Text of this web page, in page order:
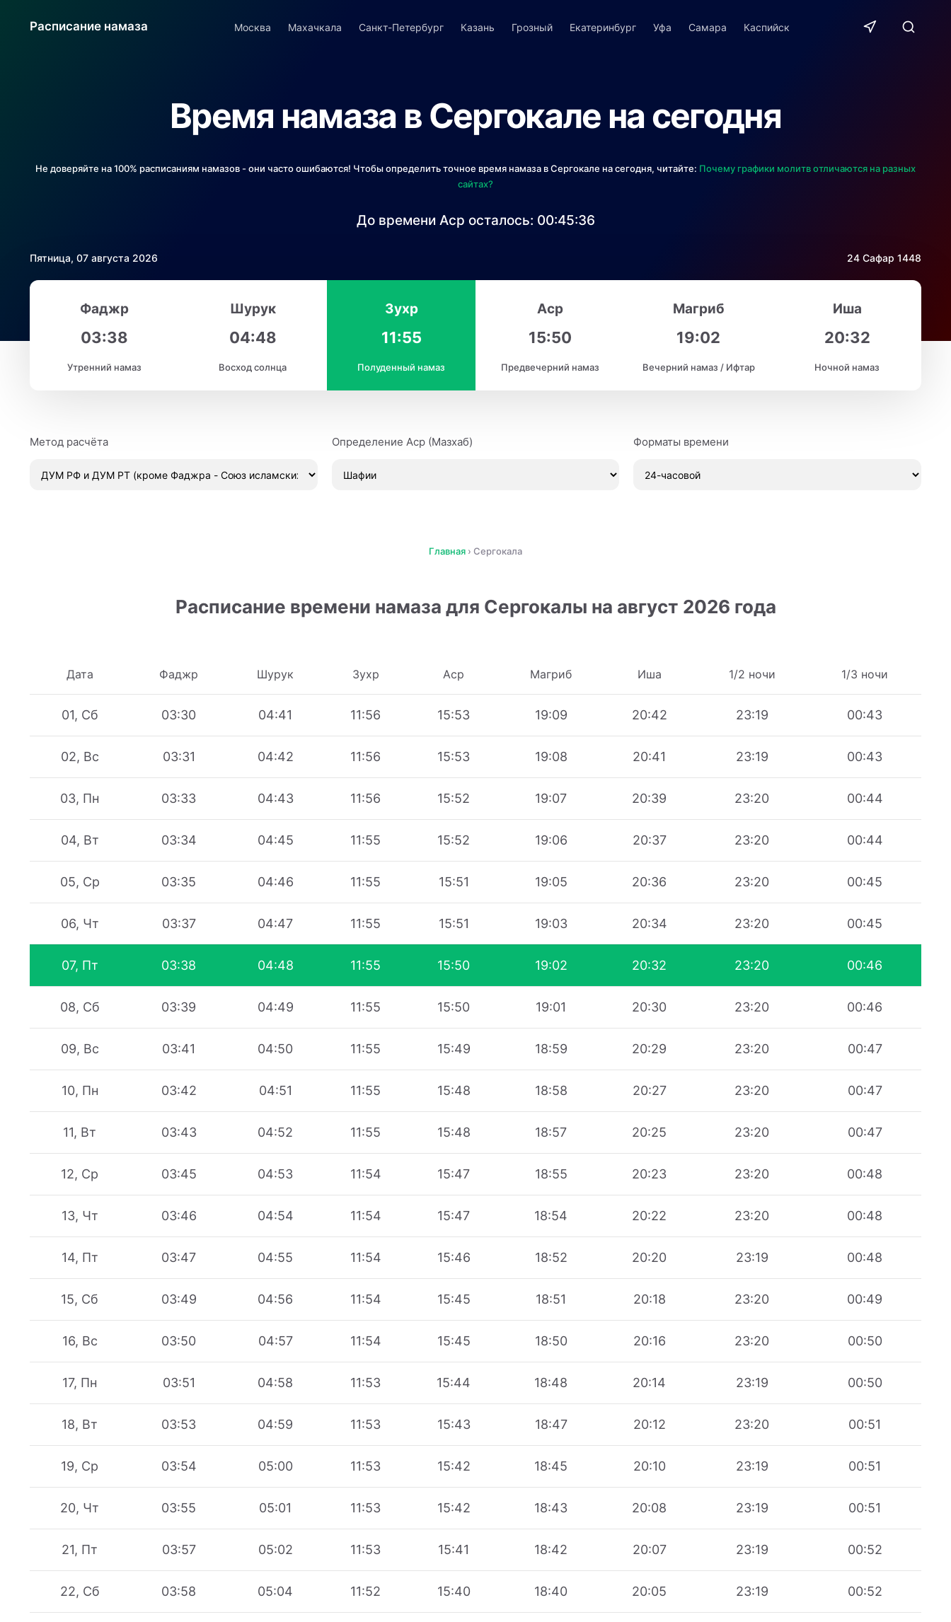
Расписание намаза Москва Махачкала Санкт-Петербург Казань Грозный Екатеринбург Уфа Самара Каспийск
Время намаза в Сергокале на сегодня
Не доверяйте на 100% расписаниям намазов - они часто ошибаются! Чтобы определить точное время намаза в Сергокале на сегодня, читайте: Почему графики молитв отличаются на разных
сайтах?
До времени Аср осталось: 00:45:36
Пятница, 07 августа 2026 24 Сафар 1448
Фаджр
03:38
Утренний намаз
Шурук
04:48
Восход солнца
Зухр
11:55
Полуденный намаз
Аср
15:50
Предвечерний намаз
Магриб
19:02
Вечерний намаз / Ифтар
Иша
20:32
Ночной намаз
Метод расчёта Определение Аср (Мазхаб) Форматы времени
Главная › Сергокала
Расписание времени намаза для Сергокалы на август 2026 года
Дата Фаджр Шурук Зухр Аср Магриб Иша 1/2 ночи 1/3 ночи
01, Сб 03:30 04:41 11:56 15:53 19:09 20:42 23:19 00:43
02, Вс 03:31 04:42 11:56 15:53 19:08 20:41 23:19 00:43
03, Пн 03:33 04:43 11:56 15:52 19:07 20:39 23:20 00:44
04, Вт 03:34 04:45 11:55 15:52 19:06 20:37 23:20 00:44
05, Ср 03:35 04:46 11:55 15:51 19:05 20:36 23:20 00:45
06, Чт 03:37 04:47 11:55 15:51 19:03 20:34 23:20 00:45
07, Пт 03:38 04:48 11:55 15:50 19:02 20:32 23:20 00:46
08, Сб 03:39 04:49 11:55 15:50 19:01 20:30 23:20 00:46
09, Вс 03:41 04:50 11:55 15:49 18:59 20:29 23:20 00:47
10, Пн 03:42 04:51 11:55 15:48 18:58 20:27 23:20 00:47
11, Вт 03:43 04:52 11:55 15:48 18:57 20:25 23:20 00:47
12, Ср 03:45 04:53 11:54 15:47 18:55 20:23 23:20 00:48
13, Чт 03:46 04:54 11:54 15:47 18:54 20:22 23:20 00:48
14, Пт 03:47 04:55 11:54 15:46 18:52 20:20 23:19 00:48
15, Сб 03:49 04:56 11:54 15:45 18:51 20:18 23:20 00:49
16, Вс 03:50 04:57 11:54 15:45 18:50 20:16 23:20 00:50
17, Пн 03:51 04:58 11:53 15:44 18:48 20:14 23:19 00:50
18, Вт 03:53 04:59 11:53 15:43 18:47 20:12 23:20 00:51
19, Ср 03:54 05:00 11:53 15:42 18:45 20:10 23:19 00:51
20, Чт 03:55 05:01 11:53 15:42 18:43 20:08 23:19 00:51
21, Пт 03:57 05:02 11:53 15:41 18:42 20:07 23:19 00:52
22, Сб 03:58 05:04 11:52 15:40 18:40 20:05 23:19 00:52